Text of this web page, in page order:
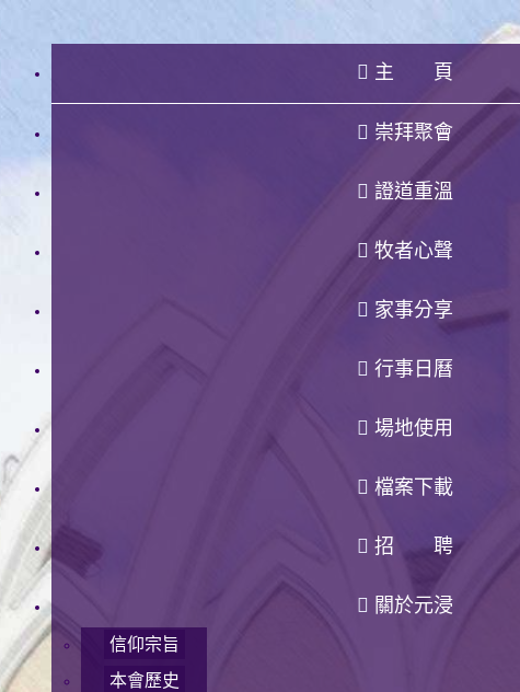
主 頁
崇拜聚會
證道重溫
牧者心聲
家事分享
行事日曆
場地使用
檔案下載
招 聘
關於元浸
信仰宗旨
本會歷史